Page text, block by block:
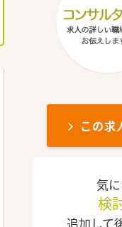
この求
気
検
追加して